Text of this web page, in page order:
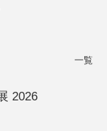
一覧
2026